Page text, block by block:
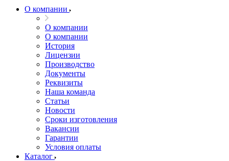
О компании
О компании
О компании
История
Лицензии
Производство
Документы
Реквизиты
Наша команда
Статьи
Новости
Сроки изготовления
Вакансии
Гарантии
Условия оплаты
Каталог